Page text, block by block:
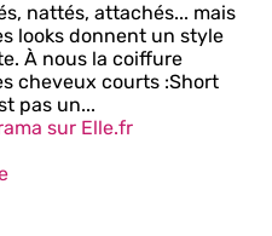
nattés, attachés... mais
looks donnent un style
À nous la coiffure
cheveux courts :Short
pas un...
sur Elle.fr